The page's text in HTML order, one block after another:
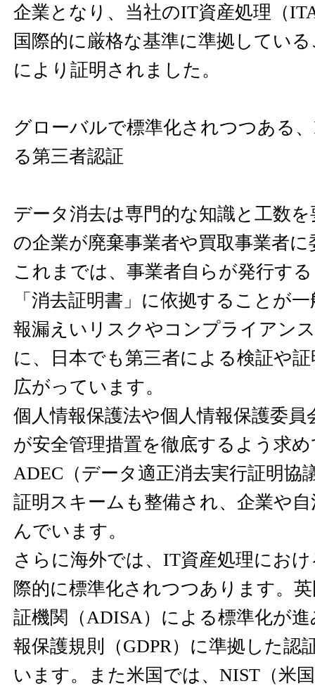
企業となり、当社のIT資産処理（
国際的に厳格な基準に準拠してい
により証明されました。
グローバルで標準化されつつある
る第三者認証
データ消去は専門的な知識と工数
の企業が廃棄事業者や買取事業者
これまでは、事業者自らが発行す
「消去証明書」に依拠することが
報漏えいリスクやコンプライアン
に、日本でも第三者による検証や
広がっています。
個人情報保護法や個人情報保護委
が安全管理措置を徹底するよう求
ADEC（データ適正消去実行証明協
証明スキームも整備され、企業や
んでいます。
さらに海外では、IT資産処理にお
際的に標準化されつつあります。
証機関（ADISA）による標準化が
報保護規則（GDPR）に準拠した認
います。また米国では、NIST（米